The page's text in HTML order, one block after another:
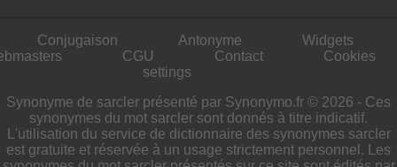
Conjugaison Antonyme
Widgets
CGU Contact
Cookies
settings
Synonyme de sarcler présenté par Synonymo.fr © 2026 - Ces
synonymes du mot sarcler sont donnés à titre indicatif.
L'utilisation du service de dictionnaire des synonymes sarcler
est gratuite et réservée à un usage strictement personnel. Les